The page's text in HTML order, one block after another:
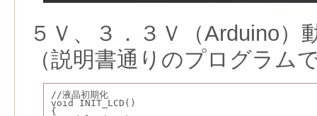
５Ｖ、３．３Ｖ（Arduino）
（説明書通りのプログラム
//液晶初期化
void INIT_LCD()
{